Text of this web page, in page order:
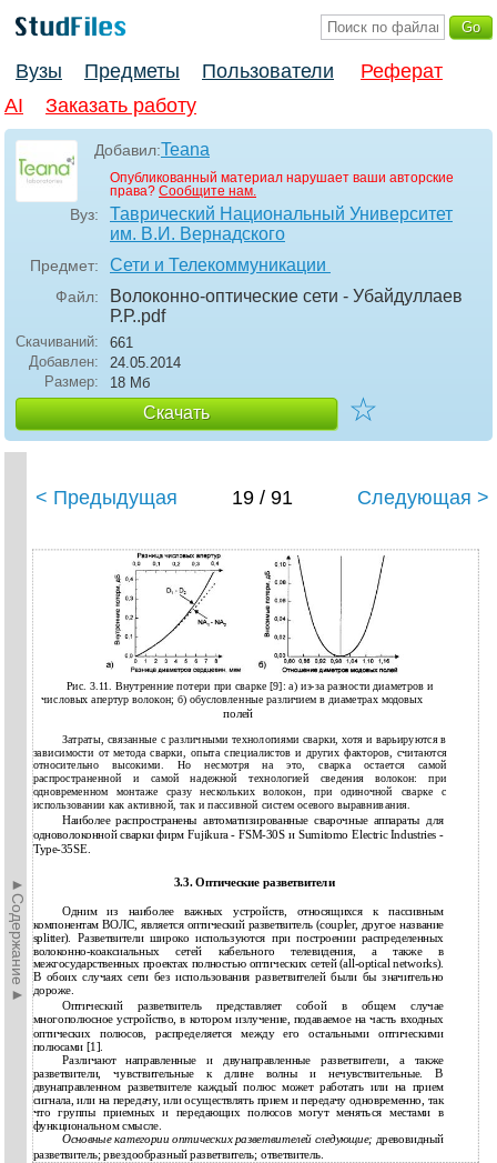
Вузы Предметы Пользователи
Реферат
AI
Заказать работу
Добавил:Teana
Опубликованный материал нарушает ваши авторские
права? Сообщите нам.
Вуз:
Таврический Национальный Университет
им. В.И. Вернадского
Предмет: Сети и Телекоммуникации
Файл:
Волоконно-оптические сети - Убайдуллаев
Р.Р..pdf
Скачиваний:
661
Добавлен:
24.05.2014
Размер:
18 Мб
Скачать ☆
►Содержание►
< Предыдущая 19 / 91 Следующая >
Рис. 3.11. Внутренние потери при сварке [9]: а) из-за разности диаметров и
числовых апертур волокон; б) обусловленные различием в диаметрах модовых
полей
Затраты, связанные с различными технологиями сварки, хотя и варьируются в
зависимости от метода сварки, опыта специалистов и других факторов, считаются
относительно высокими. Но несмотря на это, сварка остается самой
распространенной и самой надежной технологией сведения волокон: при
одновременном монтаже сразу нескольких волокон, при одиночной сварке с
использовании как активной, так и пассивной систем осевого выравнивания.
Наиболее распространены автоматизированные сварочные аппараты для
одноволоконной сварки фирм Fujikura - FSM-30S и Sumitomo Electric Industries -
Type-35SE.
3.3. Оптические разветвители
Одним из наиболее важных устройств, относящихся к пассивным
компонентам ВОЛС, является оптический разветвитель (coupler, другое название
splitter). Разветвители широко используются при построении распределенных
волоконно-коаксиальных сетей кабельного телевидения, а также в
межгосударственных проектах полностью оптических сетей (all-optical networks).
В обоих случаях сети без использования разветвителей были бы значительно
дороже.
Оптический разветвитель представляет собой в общем случае
многополюсное устройство, в котором излучение, подаваемое на часть входных
оптических полюсов, распределяется между его остальными оптическими
полюсами [1].
Различают направленные и двунаправленные разветвители, а также
разветвители, чувствительные к длине волны и нечувствительные. В
двунаправленном разветвителе каждый полюс может работать или на прием
сигнала, или на передачу, или осуществлять прием и передачу одновременно, так
что группы приемных и передающих полюсов могут меняться местами в
функциональном смысле.
Основные категории оптических разветвителей следующие; древовидный
разветвитель; рвездообразный разветвитель; ответвитель.